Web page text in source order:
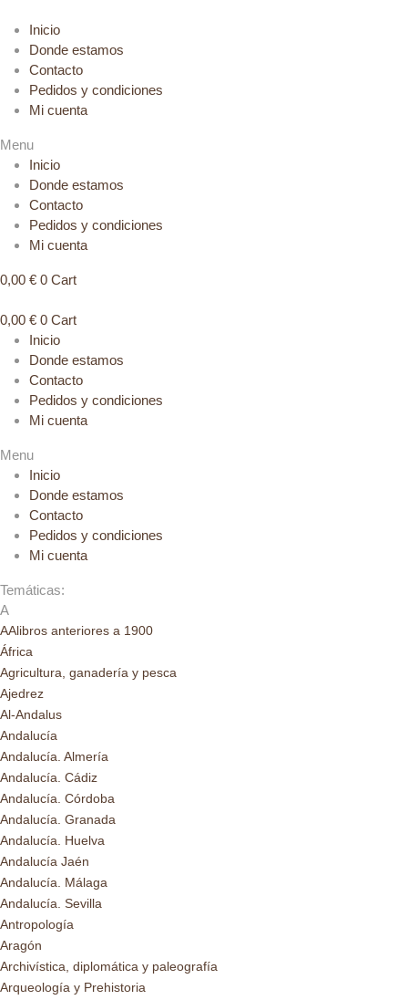
Inicio
Donde estamos
Contacto
Pedidos y condiciones
Mi cuenta
Menu
Inicio
Donde estamos
Contacto
Pedidos y condiciones
Mi cuenta
0,00 € 0 Cart
0,00 € 0 Cart
Inicio
Donde estamos
Contacto
Pedidos y condiciones
Mi cuenta
Menu
Inicio
Donde estamos
Contacto
Pedidos y condiciones
Mi cuenta
Temáticas:
A
AAlibros anteriores a 1900
África
Agricultura, ganadería y pesca
Ajedrez
Al-Andalus
Andalucía
Andalucía. Almería
Andalucía. Cádiz
Andalucía. Córdoba
Andalucía. Granada
Andalucía. Huelva
Andalucía Jaén
Andalucía. Málaga
Andalucía. Sevilla
Antropología
Aragón
Archivística, diplomática y paleografía
Arqueología y Prehistoria